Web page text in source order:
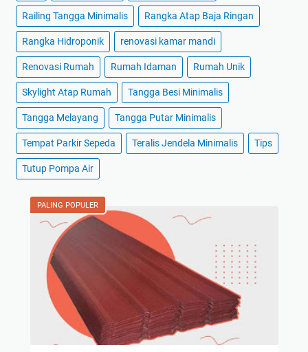
Railing Tangga Minimalis Rangka Atap Baja Ringan
Rangka Hidroponik renovasi kamar mandi
Renovasi Rumah Rumah Idaman Rumah Unik
Skylight Atap Rumah Tangga Besi Minimalis
Tangga Melayang Tangga Putar Minimalis
Tempat Parkir Sepeda Teralis Jendela Minimalis Tips
Tutup Pompa Air
PALING POPULER